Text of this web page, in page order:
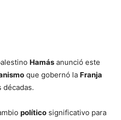
Hamás anunció este
que gobernó la Franja
décadas.
político significativo para